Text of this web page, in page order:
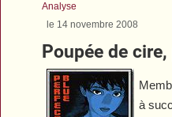
Analyse
le 14 novembre 2008
Poupée de
à